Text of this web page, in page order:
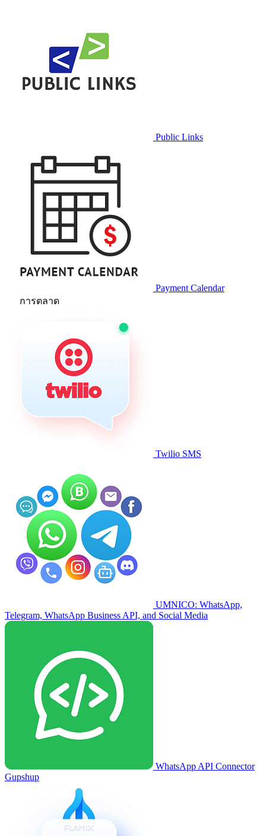
Public Links
Payment Calendar
การตลาด
Twilio SMS
UMNICO: WhatsApp,
Telegram, WhatsApp Business API, and Social Media
WhatsApp API Connector
Gupshup